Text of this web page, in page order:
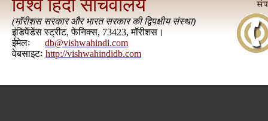
विश्व हिंदी सचिवालय
(मॉरीशस सरकार और भारत सरकार की द्विपक्षीय संस्था)
इंडिपेंडेंस स्ट्रीट, फेनिक्स, 73423, मॉरीशस।
ईमेलः
db@vishwahindi.com
वेबसाइटः http://vishwahindidb.com